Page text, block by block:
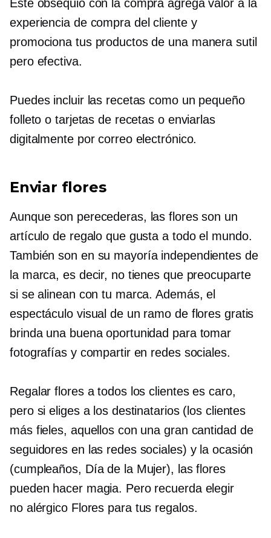
Este obsequio con la compra agrega valor a la
experiencia de compra del cliente y
promociona tus productos de una manera sutil
pero efectiva.
Puedes incluir las recetas como un pequeño
folleto o tarjetas de recetas o enviarlas
digitalmente por correo electrónico.
Enviar flores
Aunque son perecederas, las flores son un
artículo de regalo que gusta a todo el mundo.
También son en su mayoría independientes de
la marca, es decir, no tienes que preocuparte
si se alinean con tu marca. Además, el
espectáculo visual de un ramo de flores gratis
brinda una buena oportunidad para tomar
fotografías y compartir en redes sociales.
Regalar flores a todos los clientes es caro,
pero si eliges a los destinatarios (los clientes
más fieles, aquellos con una gran cantidad de
seguidores en las redes sociales) y la ocasión
(cumpleaños, Día de la Mujer), las flores
pueden hacer magia. Pero recuerda elegir
no alérgicoFlores para tus regalos.